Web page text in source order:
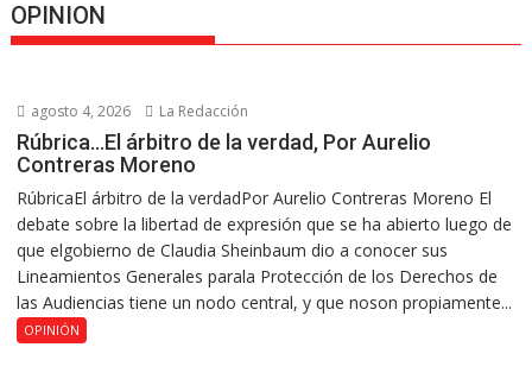
OPINION
agosto 4, 2026 La Redacción
Rúbrica…El árbitro de la verdad, Por Aurelio
Contreras Moreno
RúbricaEl árbitro de la verdadPor Aurelio Contreras Moreno El
debate sobre la libertad de expresión que se ha abierto luego de
que elgobierno de Claudia Sheinbaum dio a conocer sus
Lineamientos Generales parala Protección de los Derechos de
las Audiencias tiene un nodo central, y que noson propiamente...
OPINIÓN